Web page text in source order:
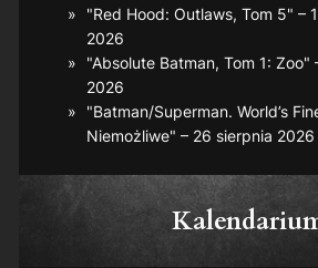
"Red Hood: Outlaws, Tom 5" –
2026
"Absolute Batman, Tom 1: Zoo"
2026
"Batman/Superman. World’s
Niemożliwe" – 26 sierpnia 2026